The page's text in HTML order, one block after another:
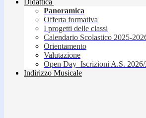
Didattica
Panoramica
Offerta formativa
I progetti delle classi
Calendario Scolastico 2025-
Orientamento
Valutazione
Open Day_Iscrizioni A.S.
Indirizzo Musicale